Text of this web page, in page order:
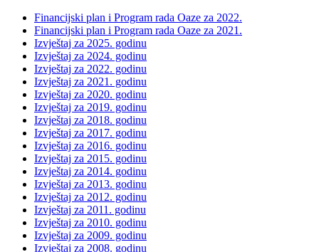
Financijski plan i Program rada Oaze za 2022.
Financijski plan i Program rada Oaze za 2021.
Izvještaj za 2025. godinu
Izvještaj za 2024. godinu
Izvještaj za 2022. godinu
Izvještaj za 2021. godinu
Izvještaj za 2020. godinu
Izvještaj za 2019. godinu
Izvještaj za 2018. godinu
Izvještaj za 2017. godinu
Izvještaj za 2016. godinu
Izvještaj za 2015. godinu
Izvještaj za 2014. godinu
Izvještaj za 2013. godinu
Izvještaj za 2012. godinu
Izvještaj za 2011. godinu
Izvještaj za 2010. godinu
Izvještaj za 2009. godinu
Izvještaj za 2008. godinu